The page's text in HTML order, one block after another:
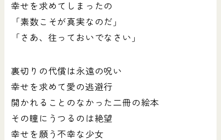
幸せを求めてしまったの
「素数こそが真実なのだ」
「さあ、往っておいでなさい」
裏切りの代償は永遠の呪い
幸せを求めて愛の逃避行
開かれることのなかった二冊の絵本
その瞳にうつるのは絶望
幸せを願う不幸な少女